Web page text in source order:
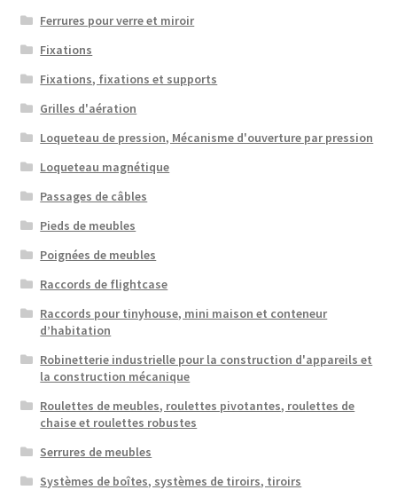
Ferrures pour verre et miroir
Fixations
Fixations, fixations et supports
Grilles d'aération
Loqueteau de pression, Mécanisme d'ouverture par pression
Loqueteau magnétique
Passages de câbles
Pieds de meubles
Poignées de meubles
Raccords de flightcase
Raccords pour tinyhouse, mini maison et conteneur
d’habitation
Robinetterie industrielle pour la construction d'appareils et
la construction mécanique
Roulettes de meubles, roulettes pivotantes, roulettes de
chaise et roulettes robustes
Serrures de meubles
Systèmes de boîtes, systèmes de tiroirs, tiroirs